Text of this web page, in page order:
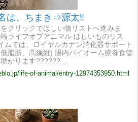
は、ちまき⇒源太‼️
クリックでほしい物リストへ進みま
ライフオブアニマル ほしいものリス
ムでは、ロイヤルカナン消化器サポート
脂肪、高繊維) 腸内バイオーム療養食管
かります??????…
life-of-animal/entry-12974353950.html